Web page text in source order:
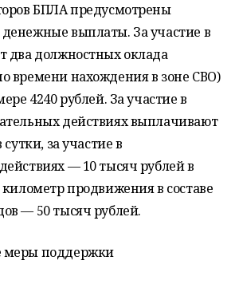
БПЛА предусмотрены
выплаты. За участие в
два должностных оклада
времени нахождения в зоне СВО)
4240 рублей. За участие в
действиях выплачивают
за участие в
— 10 тысяч рублей в
продвижения в составе
— 50 тысяч рублей.
меры поддержки